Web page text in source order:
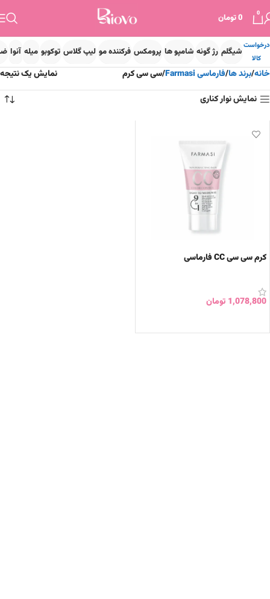
0
0تومان
درخواست
کالا
شیگلم رژ گونه شامپو ها پرومکس فرکننده مو لیپ گلاس توکوبو میله آنوا
خانه برند ها فارماسی Farmasi سی سی کرم
نمایش یک نتیجه
نمایش نوار کناری
کرم سی سی CC فارماسی
1,078,800 تومان